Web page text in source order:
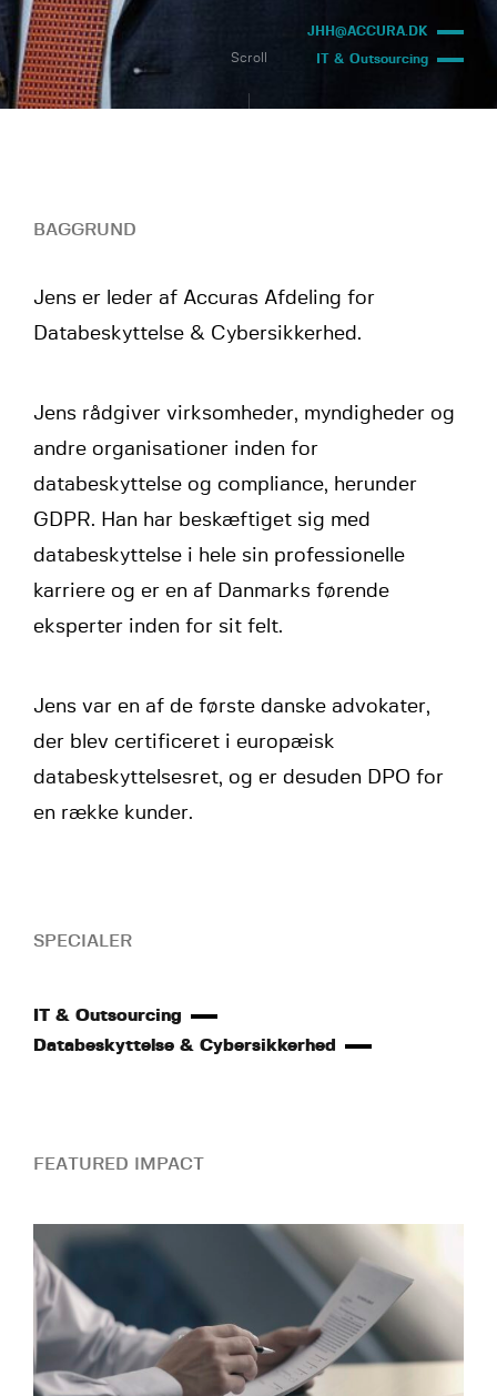
JHH@ACCURA.DK
IT & Outsourcing
Scroll
BAGGRUND
Jens er leder af Accuras Afdeling for
Databeskyttelse & Cybersikkerhed.
Jens rådgiver virksomheder, myndigheder og
andre organisationer inden for
databeskyttelse og compliance, herunder
GDPR. Han har beskæftiget sig med
databeskyttelse i hele sin professionelle
karriere og er en af Danmarks førende
eksperter inden for sit felt.
Jens var en af de første danske advokater,
der blev certificeret i europæisk
databeskyttelsesret, og er desuden DPO for
en række kunder.
SPECIALER
IT & Outsourcing
Databeskyttelse & Cybersikkerhed
FEATURED IMPACT